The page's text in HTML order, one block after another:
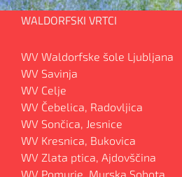
WALDORFSKI VRTCI
WV Waldorfske šole Ljubljana
WV Savinja
WV Celje
WV Čebelica, Radovljica
WV Sončica, Jesnice
WV Kresnica, Bukovica
WV Zlata ptica, Ajdovščina
WV Pomurje, Murska Sobota